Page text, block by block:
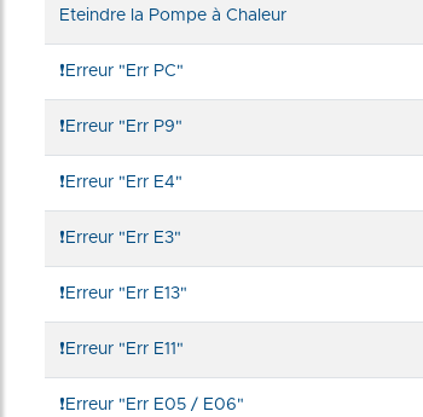
Eteindre la Pompe à Chaleur
❗Erreur "Err PC"
❗Erreur "Err P9"
❗Erreur "Err E4"
❗Erreur "Err E3"
❗Erreur "Err E13"
❗Erreur "Err E11"
❗Erreur "Err E05 / E06"